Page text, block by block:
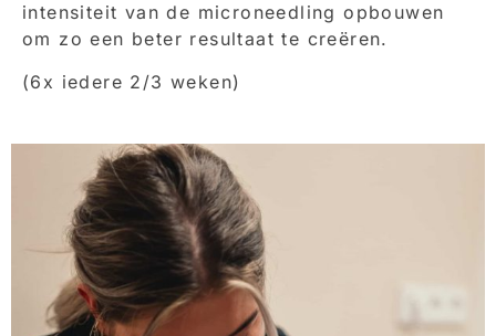
intensiteit van de microneedling opbouwen
om zo een beter resultaat te creëren.
(6x iedere 2/3 weken)